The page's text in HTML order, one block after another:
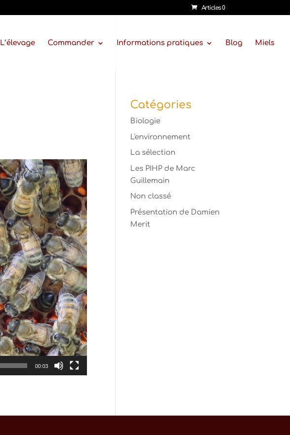
Articles 0
L’élevage Commander Informations pratiques Blog Miels
00:03
Catégories
Biologie
L'environnement
La sélection
Les PIHP de Marc
Guillemain
Non classé
Présentation de Damien
Merit